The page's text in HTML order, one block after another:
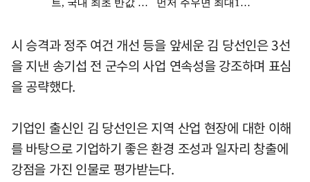
시 승격과 정주 여건 개선 등을 앞세운 김 당선인은 3선
을 지낸 송기섭 전 군수의 사업 연속성을 강조하며 표심
을 공략했다.
기업인 출신인 김 당선인은 지역 산업 현장에 대한 이해
를 바탕으로 기업하기 좋은 환경 조성과 일자리 창출에
강점을 가진 인물로 평가받는다.